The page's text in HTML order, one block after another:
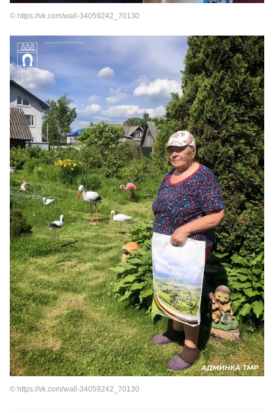
© https://vk.com/wall-34059242_70130
© https://vk.com/wall-34059242_70130